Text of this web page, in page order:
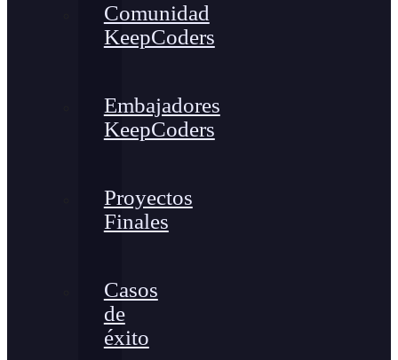
Comunidad
KeepCoders
Embajadores
KeepCoders
Proyectos
Finales
Casos
de
éxito